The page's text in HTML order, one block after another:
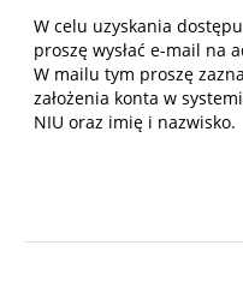
W celu uzyskania
proszę wysłać e-mail na
W mailu tym proszę
założenia konta w
NIU oraz imię i nazwisko.